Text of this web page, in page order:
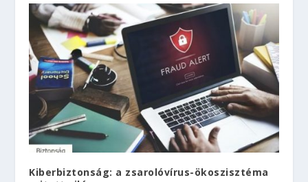
Kiberbiztonság: a zsarolóvírus-ökoszisztéma